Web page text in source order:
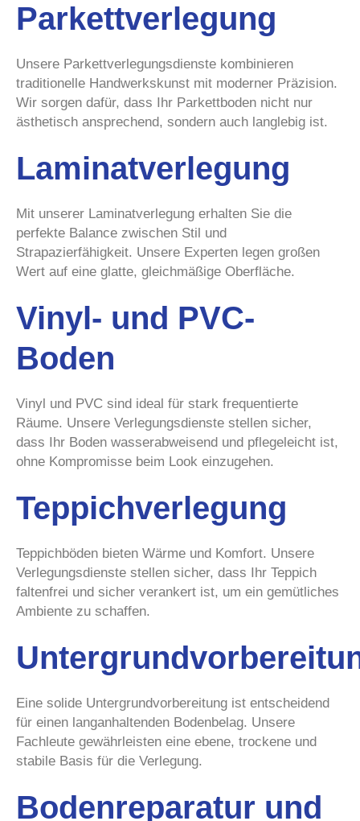
Parkettverlegung
Unsere Parkettverlegungsdienste kombinieren
traditionelle Handwerkskunst mit moderner Präzision.
Wir sorgen dafür, dass Ihr Parkettboden nicht nur
ästhetisch ansprechend, sondern auch langlebig ist.
Laminatverlegung
Mit unserer Laminatverlegung erhalten Sie die
perfekte Balance zwischen Stil und
Strapazierfähigkeit. Unsere Experten legen großen
Wert auf eine glatte, gleichmäßige Oberfläche.
Vinyl- und PVC-
Boden
Vinyl und PVC sind ideal für stark frequentierte
Räume. Unsere Verlegungsdienste stellen sicher,
dass Ihr Boden wasserabweisend und pflegeleicht ist,
ohne Kompromisse beim Look einzugehen.
Teppichverlegung
Teppichböden bieten Wärme und Komfort. Unsere
Verlegungsdienste stellen sicher, dass Ihr Teppich
faltenfrei und sicher verankert ist, um ein gemütliches
Ambiente zu schaffen.
Eine solide Untergrundvorbereitung ist entscheidend
für einen langanhaltenden Bodenbelag. Unsere
Fachleute gewährleisten eine ebene, trockene und
stabile Basis für die Verlegung.
Bodenreparatur und